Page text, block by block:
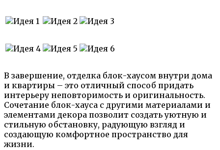
В завершение, отделка блок-хаусом внутри дома
и квартиры – это отличный способ придать
интерьеру неповторимость и оригинальность.
Сочетание блок-хауса с другими материалами и
элементами декора позволит создать уютную и
стильную обстановку, радующую взгляд и
создающую комфортное пространство для
жизни.